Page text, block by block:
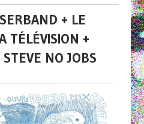
+ LE
TÉLÉVISION +
NO JOBS